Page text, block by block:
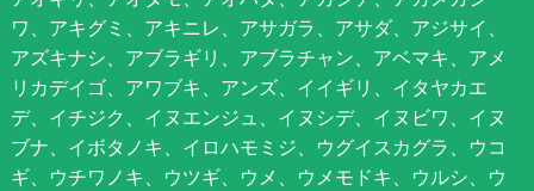
ワ、アキグミ、アキニレ、アサガラ、アサダ、アジサイ、
アズキナシ、アブラギリ、アブラチャン、アベマキ、アメ
リカデイゴ、アワブキ、アンズ、イイギリ、イタヤカエ
デ、イチジク、イヌエンジュ、イヌシデ、イヌビワ、イヌ
ブナ、イボタノキ、イロハモミジ、ウグイスカグラ、ウコ
ギ、ウチワノキ、ウツギ、ウメ、ウメモドキ、ウルシ、ウ